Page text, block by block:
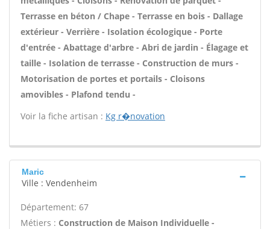
Terrasse en béton / Chape - Terrasse en bois - Dallage
extérieur - Verrière - Isolation écologique - Porte
d'entrée - Abattage d'arbre - Abri de jardin - Élagage et
taille - Isolation de terrasse - Construction de murs -
Motorisation de portes et portails - Cloisons
amovibles - Plafond tendu -
Voir la fiche artisan : Kg r�novation
Maric
Ville : Vendenheim
Département: 67
Métiers : Construction de Maison Individuelle -